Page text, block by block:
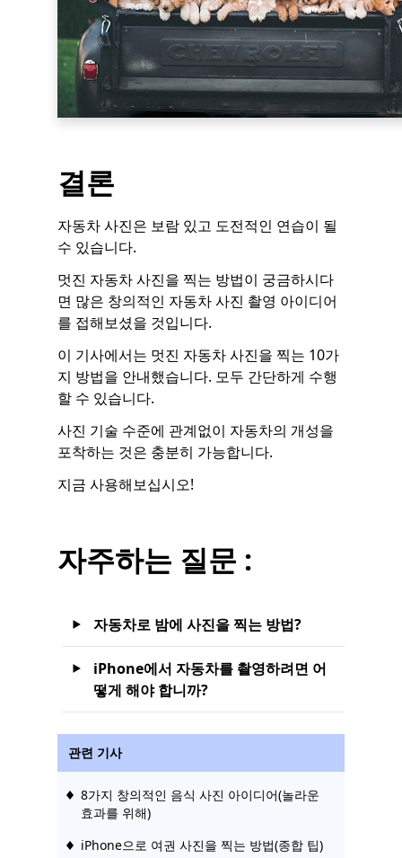
결론
자동차 사진은 보람 있고 도전적인 연습이 될
수 있습니다.
멋진 자동차 사진을 찍는 방법이 궁금하시다
면 많은 창의적인 자동차 사진 촬영 아이디어
를 접해보셨을 것입니다.
이 기사에서는 멋진 자동차 사진을 찍는 10가
지 방법을 안내했습니다. 모두 간단하게 수행
할 수 있습니다.
사진 기술 수준에 관계없이 자동차의 개성을
포착하는 것은 충분히 가능합니다.
지금 사용해보십시오!
자주하는 질문 :
자동차로 밤에 사진을 찍는 방법?
iPhone에서 자동차를 촬영하려면 어
떻게 해야 합니까?
관련 기사
8가지 창의적인 음식 사진 아이디어(놀라운
효과를 위해)
iPhone으로 여권 사진을 찍는 방법(종합 팁)